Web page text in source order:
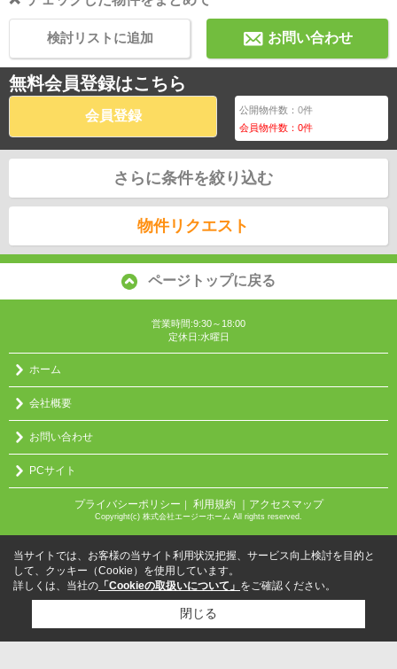
お問い合わせ
検討リストに追加
無料会員登録はこちら
会員登録 公開物件数：0件
会員物件数：0件
さらに条件を絞り込む
物件リクエスト
ページトップに戻る
営業時間:9:30～18:00
定休日:水曜日
ホーム
会社概要
お問い合わせ
PCサイト
プライバシーポリシー ｜ 利用規約 ｜アクセスマップ
Copyright(c) 株式会社エージーホーム All rights reserved.
当サイトでは、お客様の当サイト利用状況把握、サービス向上検討を目的と
して、クッキー（Cookie）を使用しています。
詳しくは、当社の 「Cookieの取扱いについて」 をご確認ください。
閉じる